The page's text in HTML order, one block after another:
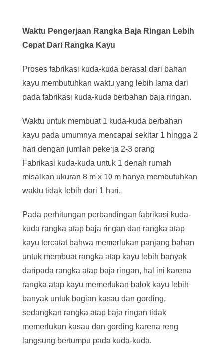
Waktu Pengerjaan Rangka Baja Ringan Lebih
Cepat Dari Rangka Kayu
Proses fabrikasi kuda-kuda berasal dari bahan
kayu membutuhkan waktu yang lebih lama dari
pada fabrikasi kuda-kuda berbahan baja ringan.
Waktu untuk membuat 1 kuda-kuda berbahan
kayu pada umumnya mencapai sekitar 1 hingga 2
hari dengan jumlah pekerja 2-3 orang
Fabrikasi kuda-kuda untuk 1 denah rumah
misalkan ukuran 8 m x 10 m hanya membutuhkan
waktu tidak lebih dari 1 hari.
Pada perhitungan perbandingan fabrikasi kuda-
kuda rangka atap baja ringan dan rangka atap
kayu tercatat bahwa memerlukan panjang bahan
untuk membuat rangka atap kayu lebih banyak
daripada rangka atap baja ringan, hal ini karena
rangka atap kayu memerlukan balok kayu lebih
banyak untuk bagian kasau dan gording,
sedangkan rangka atap baja ringan tidak
memerlukan kasau dan gording karena reng
langsung bertumpu pada kuda-kuda.